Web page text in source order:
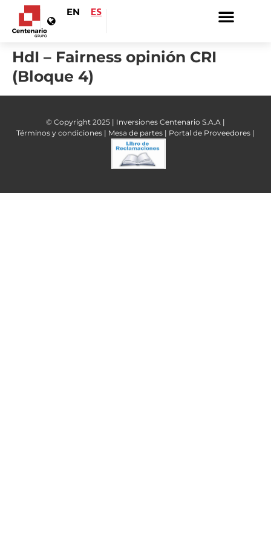
EN ES
HdI – Fairness opinión CRI
(Bloque 4)
© Copyright 2025 | Inversiones Centenario S.A.A |
Términos y condiciones | Mesa de partes | Portal de Proveedores |